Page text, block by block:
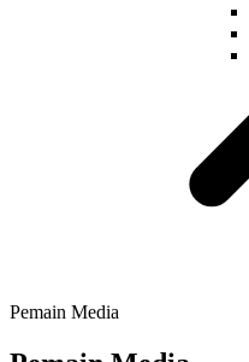
Pemain Media